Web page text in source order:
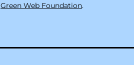
Green Web Foundation.